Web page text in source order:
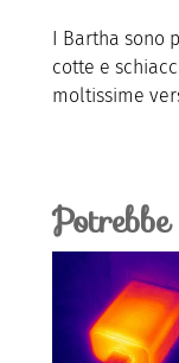
I Bartha sono
cotte e
moltissime